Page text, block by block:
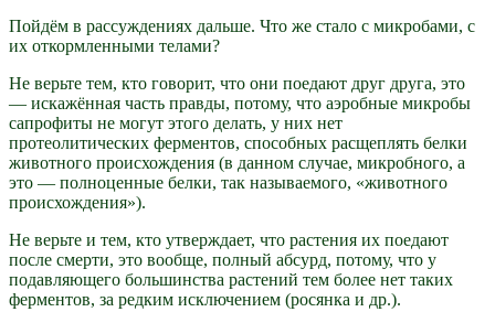
Пойдём в рассуждениях дальше. Что же стало с микробами, с
их откормленными телами?
Не верьте тем, кто говорит, что они поедают друг друга, это
— искажённая часть правды, потому, что аэробные микробы
сапрофиты не могут этого делать, у них нет
протеолитических ферментов, способных расщеплять белки
животного происхождения (в данном случае, микробного, а
это — полноценные белки, так называемого, «животного
происхождения»).
Не верьте и тем, кто утверждает, что растения их поедают
после смерти, это вообще, полный абсурд, потому, что у
подавляющего большинства растений тем более нет таких
ферментов, за редким исключением (росянка и др.).